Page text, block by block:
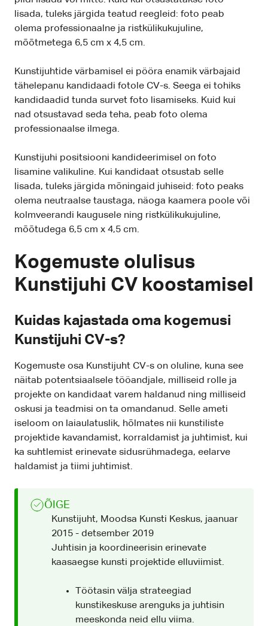
lisada, tuleks järgida teatud reegleid: foto peab
olema professionaalne ja ristkülikukujuline,
mõõtmetega 6,5 cm x 4,5 cm.
Kunstijuhtide värbamisel ei pööra enamik värbajaid
tähelepanu kandidaadi fotole CV-s. Seega ei tohiks
kandidaadid tunda survet foto lisamiseks. Kuid kui
nad otsustavad seda teha, peab foto olema
professionaalse ilmega.
Kunstijuhi positsiooni kandideerimisel on foto
lisamine valikuline. Kui kandidaat otsustab selle
lisada, tuleks järgida mõningaid juhiseid: foto peaks
olema neutraalse taustaga, näoga kaamera poole või
kolmveerandi kaugusele ning ristkülikukujuline,
mõõtudega 6,5 cm x 4,5 cm.
Kogemuste olulisus
Kunstijuhi CV koostamisel
Kuidas kajastada oma kogemusi
Kunstijuhi CV-s?
Kogemuste osa Kunstijuht CV-s on oluline, kuna see
näitab potentsiaalsele tööandjale, milliseid rolle ja
projekte on kandidaat varem haldanud ning milliseid
oskusi ja teadmisi on ta omandanud. Selle ameti
iseloom on laiaulatuslik, hõlmates nii kunstiliste
projektide kavandamist, korraldamist ja juhtimist, kui
ka suhtlemist erinevate sidusrühmadega, eelarve
haldamist ja tiimi juhtimist.
ÕIGE
Kunstijuht, Moodsa Kunsti Keskus, jaanuar
2015 - detsember 2019
Juhtisin ja koordineerisin erinevate
kaasaegse kunsti projektide elluviimist.
Töötasin välja strateegiad
kunstikeskuse arenguks ja juhtisin
meeskonda neid ellu viima.